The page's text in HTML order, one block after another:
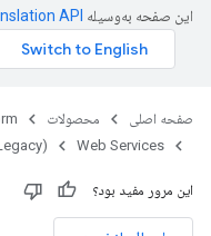
این صفحه به‌وسیله
صفحه اصلی محصولات
Web Services
این مرور مفید بود؟